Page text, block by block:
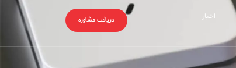
اخبار دریافت مشاوره